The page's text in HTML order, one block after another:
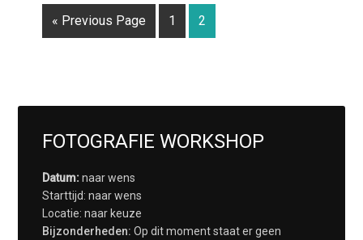
« Previous Page 1 2
FOTOGRAFIE WORKSHOP
Datum:naar wens
Starttijd: naar wens
Locatie: naar keuze
Bijzonderheden: Op dit moment staat er geen